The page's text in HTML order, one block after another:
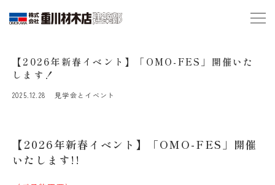
【2026年新春イベント】「OMO-FES」開催いた
します！
2025.12.28 見学会とイベント
【2026年新春イベント】「OMO-FES」開催
いたします!!